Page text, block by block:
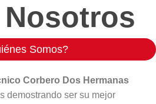
Somos?
Corbero Dos Hermanas
demostrando ser su mejor